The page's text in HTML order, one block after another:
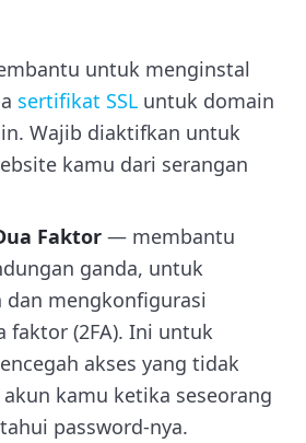
untuk menginstal
sertifikat SSL untuk domain
Wajib diaktifkan untuk
kamu dari serangan
Faktor — membantu
ganda, untuk
mengkonfigurasi
faktor (2FA). Ini untuk
akses yang tidak
kamu ketika seseorang
password-nya.